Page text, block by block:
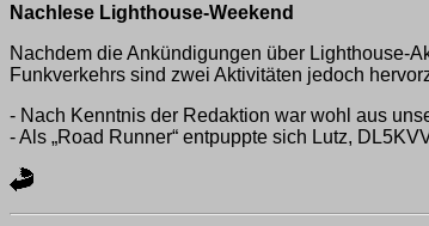
Nachlese Lighthouse-Weekend
Nachdem die Ankündigungen über Lighthouse-
Funkverkehrs sind zwei Aktivitäten jedoch
- Nach Kenntnis der Redaktion war wohl aus
- Als „Road Runner“ entpuppte sich Lutz,